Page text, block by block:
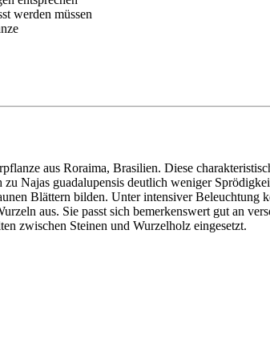
werden müssen
aus Roraima, Brasilien. Diese
Najas guadalupensis deutlich weniger
Blättern bilden. Unter intensiver
aus. Sie passt sich bemerkenswert gut an
zwischen Steinen und Wurzelholz eingesetzt.